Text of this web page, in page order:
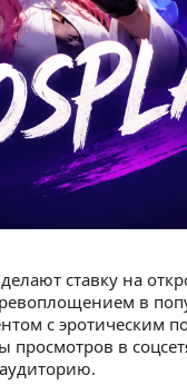
ставку на
в
с эротическим
в